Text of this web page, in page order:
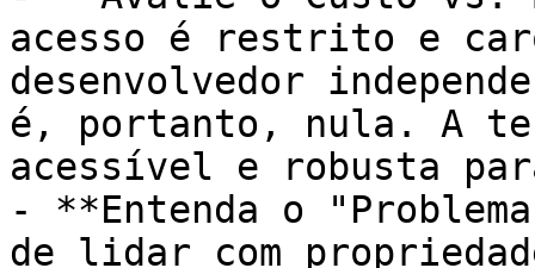
acesso é restrito e
desenvolvedor
é, portanto, nula. A
acessível e robusta
- **Entenda o
de lidar com